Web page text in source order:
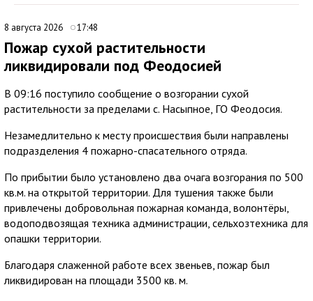
8 августа 2026 17:48
Пожар сухой растительности
ликвидировали под Феодосией
В 09:16 поступило сообщение о возгорании сухой
растительности за пределами с. Насыпное, ГО Феодосия.
Незамедлительно к месту происшествия были направлены
подразделения 4 пожарно-спасательного отряда.
По прибытии было установлено два очага возгорания по 500
кв.м. на открытой территории. Для тушения также были
привлечены добровольная пожарная команда, волонтёры,
водоподвозящая техника администрации, сельхозтехника для
опашки территории.
Благодаря слаженной работе всех звеньев, пожар был
ликвидирован на площади 3500 кв. м.